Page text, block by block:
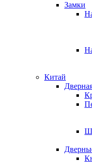
Замки
Китай